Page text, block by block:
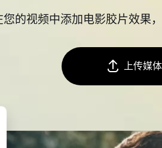
您的视频中添加电影胶片效果
上传媒体